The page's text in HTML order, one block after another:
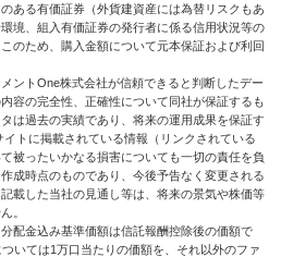
ある有価証券（外貨建資産には為替リスクもあ
境、組入有価証券の発行者に係る信用状況等の
のため、購入金額について元本保証および利回
ントOne株式会社が信頼できると判断したデー
容の完全性、正確性について同社が保証するも
は過去の実績であり、将来の運用成果を保証す
トに掲載されている情報（リンクされている
被ったいかなる損害についても一切の責任を負
成時点のものであり、今後予告なく変更される
載した当社の見通し等は、将来の景気や株価等
。
配金込み基準価額は信託報酬控除後の価額で
いては1万口当たりの価額を、それ以外のファ